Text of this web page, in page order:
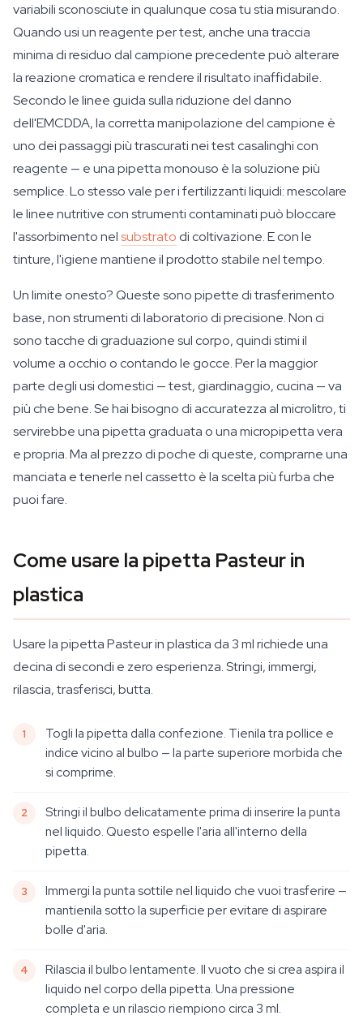
variabili sconosciute in qualunque cosa tu stia misurando.
Quando usi un reagente per test, anche una traccia
minima di residuo dal campione precedente può alterare
la reazione cromatica e rendere il risultato inaffidabile.
Secondo le linee guida sulla riduzione del danno
dell'EMCDDA, la corretta manipolazione del campione è
uno dei passaggi più trascurati nei test casalinghi con
reagente — e una pipetta monouso è la soluzione più
semplice. Lo stesso vale per i fertilizzanti liquidi: mescolare
le linee nutritive con strumenti contaminati può bloccare
l'assorbimento nelsubstrato di coltivazione. E con le
tinture, l'igiene mantiene il prodotto stabile nel tempo.
Un limite onesto? Queste sono pipette di trasferimento
base, non strumenti di laboratorio di precisione. Non ci
sono tacche di graduazione sul corpo, quindi stimi il
volume a occhio o contando le gocce. Per la maggior
parte degli usi domestici — test, giardinaggio, cucina — va
più che bene. Se hai bisogno di accuratezza al microlitro, ti
servirebbe una pipetta graduata o una micropipetta vera
e propria. Ma al prezzo di poche di queste, comprarne una
manciata e tenerle nel cassetto è la scelta più furba che
puoi fare.
Come usare la pipetta Pasteur in
plastica
Usare la pipetta Pasteur in plastica da 3 ml richiede una
decina di secondi e zero esperienza. Stringi, immergi,
rilascia, trasferisci, butta.
Togli la pipetta dalla confezione. Tienila tra pollice e
indice vicino al bulbo — la parte superiore morbida che
si comprime.
Stringi il bulbo delicatamente prima di inserire la punta
nel liquido. Questo espelle l'aria all'interno della
pipetta.
Immergi la punta sottile nel liquido che vuoi trasferire —
mantienila sotto la superficie per evitare di aspirare
bolle d'aria.
Rilascia il bulbo lentamente. Il vuoto che si crea aspira il
liquido nel corpo della pipetta. Una pressione
completa e un rilascio riempiono circa 3 ml.